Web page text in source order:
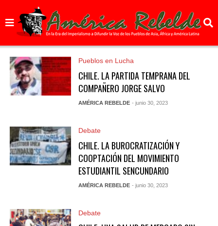
Pueblos en Lucha
CHILE. LA PARTIDA TEMPRANA DEL
COMPAÑERO JORGE SALVO
AMÉRICA REBELDE - junio 30, 2023
Debate
CHILE. LA BUROCRATIZACIÓN Y
COOPTACIÓN DEL MOVIMIENTO
ESTUDIANTIL SENCUNDARIO
AMÉRICA REBELDE - junio 30, 2023
Debate